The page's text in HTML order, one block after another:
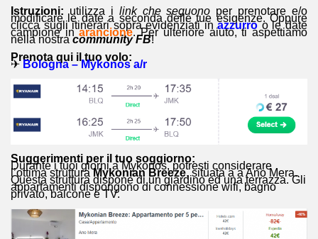
Istruzioni: utilizza i link che seguono per prenotare e/o
modificare le date a seconda delle tue esigenze. Oppure
clicca sugli itinerari sopra evidenziati inazzurro o le date
campione inarancione. Per ulteriore aiuto, ti aspettiamo
nella nostracommunity FB!
Prenota qui il tuo volo:
✈ Bologna – Mykonos a/r
Suggerimenti per il tuo soggiorno:
Durante i tuoi giorni a Mykonos, potresti considerare
l’ottima struttura Mykonian Breeze, situata a a Ano Mera.
Questa struttura dispone di un giardino ed una terrazza. Gli
appartamenti dispongono di connessione wifi, bagno
privato, balcone e TV.